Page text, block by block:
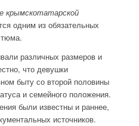
крымскотатарской
одним из обязательных
различных размеров и
что девушки
быту со второй половины
и семейного положения.
были известны и раннее,
источников.